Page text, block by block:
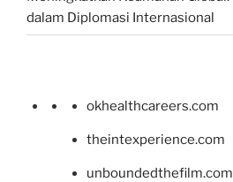
dalam Diplomasi Internasional
okhealthcareers.com
theintexperience.com
unboundedthefilm.com